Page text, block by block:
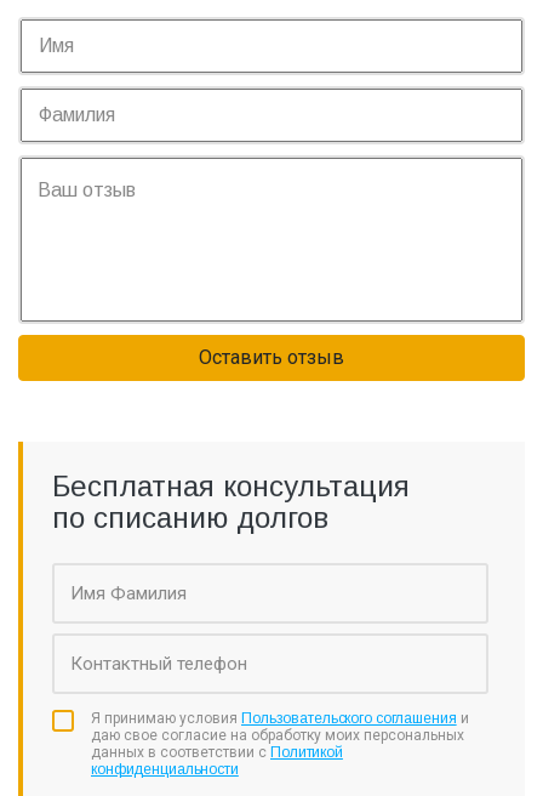
Оставить отзыв
Бесплатная консультация
по списанию долгов
Я принимаю условия Пользовательского соглашения и
даю свое согласие на обработку моих персональных
данных в соответствии с Политикой
конфиденциальности